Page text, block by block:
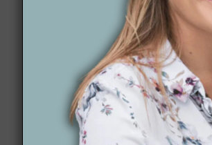
Gwarancja terminowości i
Profesjonalne wsparcie na
poradami, które pomogą Ci
Projektowanie ogrodów
Współpraca z lokalnymi
Nowoczesne rozwiązania i